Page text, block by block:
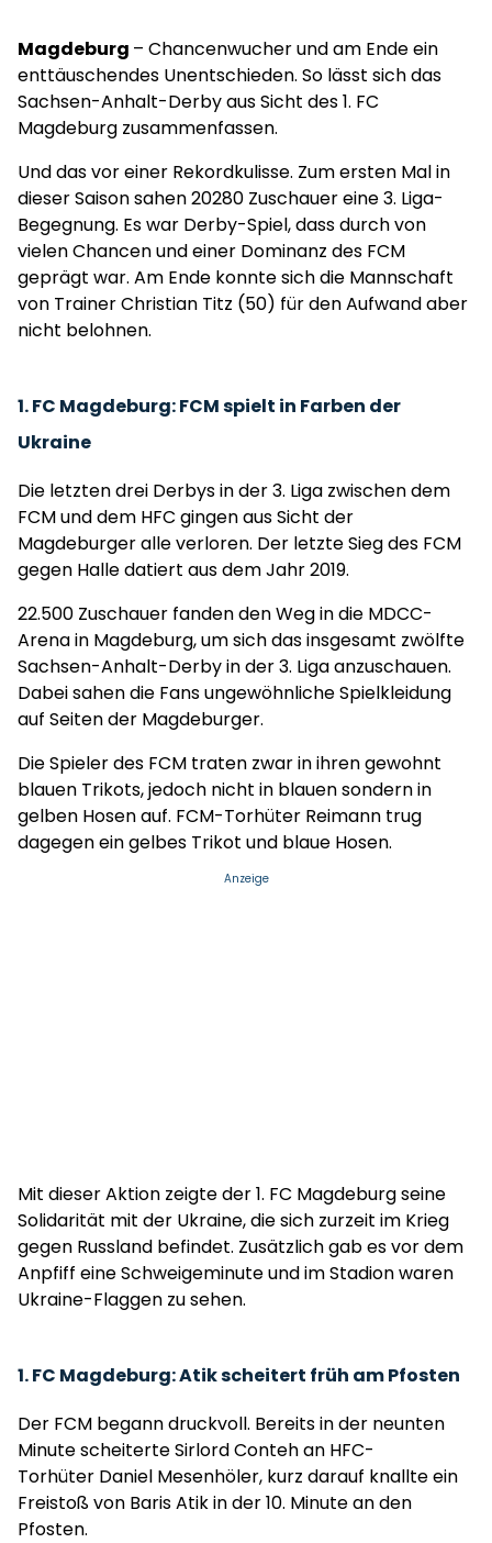
Magdeburg – Chancenwucher und am Ende ein
enttäuschendes Unentschieden. So lässt sich das
Sachsen-Anhalt-Derby aus Sicht des 1. FC
Magdeburg zusammenfassen.
Und das vor einer Rekordkulisse. Zum ersten Mal in
dieser Saison sahen 20280 Zuschauer eine 3. Liga-
Begegnung. Es war Derby-Spiel, dass durch von
vielen Chancen und einer Dominanz des FCM
geprägt war. Am Ende konnte sich die Mannschaft
von Trainer Christian Titz (50) für den Aufwand aber
nicht belohnen.
1. FC Magdeburg: FCM spielt in Farben der
Ukraine
Die letzten drei Derbys in der 3. Liga zwischen dem
FCM und dem HFC gingen aus Sicht der
Magdeburger alle verloren. Der letzte Sieg des FCM
gegen Halle datiert aus dem Jahr 2019.
22.500 Zuschauer fanden den Weg in die MDCC-
Arena in Magdeburg, um sich das insgesamt zwölfte
Sachsen-Anhalt-Derby in der 3. Liga anzuschauen.
Dabei sahen die Fans ungewöhnliche Spielkleidung
auf Seiten der Magdeburger.
Die Spieler des FCM traten zwar in ihren gewohnt
blauen Trikots, jedoch nicht in blauen sondern in
gelben Hosen auf. FCM-Torhüter Reimann trug
dagegen ein gelbes Trikot und blaue Hosen.
Anzeige
Mit dieser Aktion zeigte der 1. FC Magdeburg seine
Solidarität mit der Ukraine, die sich zurzeit im Krieg
gegen Russland befindet. Zusätzlich gab es vor dem
Anpfiff eine Schweigeminute und im Stadion waren
Ukraine-Flaggen zu sehen.
1. FC Magdeburg: Atik scheitert früh am Pfosten
Der FCM begann druckvoll. Bereits in der neunten
Minute scheiterte Sirlord Conteh an HFC-
Torhüter Daniel Mesenhöler, kurz darauf knallte ein
Freistoß von Baris Atik in der 10. Minute an den
Pfosten.